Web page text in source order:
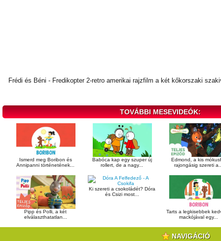
Frédi és Béni - Fredikopter 2-retro amerikai rajzfilm a két kőkorszaki
TOVÁBBI MESEVIDEÓK:
Ismerd meg Boribon és
Annipanni történetének...
Babóca kap egy szuper új
rollert, de a nagy...
Edmond, a kis
rajongásig szereti
Pipp és Polli, a két
elválaszthatatlan...
Ki szereti a csokoládét? Dóra
és Csizi most...
Tarts a legkisebbek
mackójával egy...
NAVIGÁCIÓ